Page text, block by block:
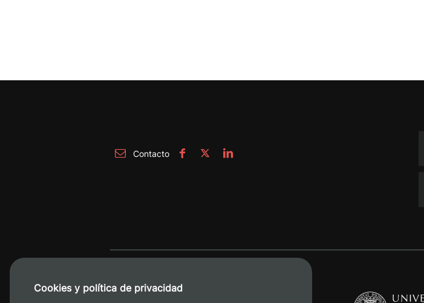
Contacto
Cookies y política de privacidad